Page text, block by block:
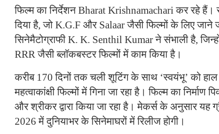
फिल्म का निर्देशन Bharat Krishnamachari कर रहे
दिया है, जो K.G.F और Salaar जैसी फिल्मों के लिए जाने
सिनेमैटोग्राफी K. K. Senthil Kumar ने संभाली है,
RRR जैसी ब्लॉकबस्टर फिल्मों में काम किया है।
करीब 170 दिनों तक चली शूटिंग के साथ ‘स्वयंभू’ को
महत्वाकांक्षी फिल्मों में गिना जा रहा है। फिल्म का
और श्रीकर द्वारा किया जा रहा है। मेकर्स के अनुसार यह
2026 में दुनियाभर के सिनेमाघरों में रिलीज होगी।